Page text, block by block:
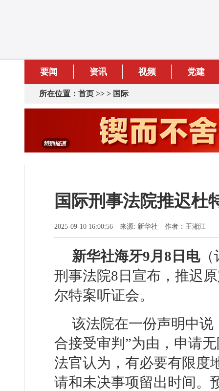
要闻 资讯 视频 党建
所在位置： 首页 >> > 国际
国际刑事法院推迟杜
2025-09-10 16:00:56 来源: 新华社 作者：王湘江
新华社海牙9月8日电（
刑事法院8日宣布，推迟
尔特案听证会。
该法院在一份声明中
合接受审判”为由，申请
法官认为，有必要有限度
请和未决事项留出时间。